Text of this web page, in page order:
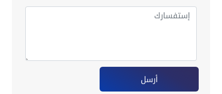
أرسل